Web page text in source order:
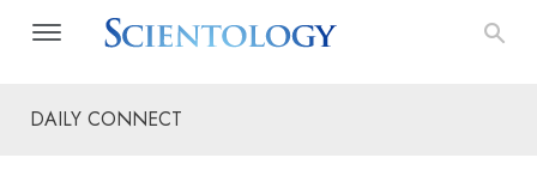
DAILY CONNECT